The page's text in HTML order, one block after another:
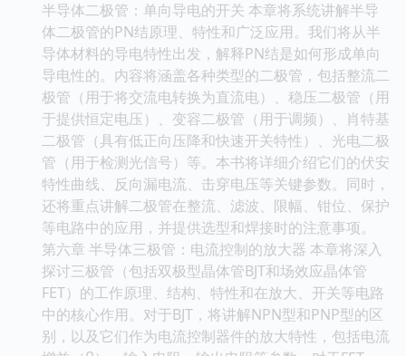
半导体二极管：单向导电的开关 本章将系统讲解半导
体二极管的PN结原理、特性和广泛应用。我们将从半
导体材料的导电特性出发，解释PN结是如何形成单向
导电性的。内容将涵盖各种类型的二极管，包括整流二
极管（用于将交流电转换为直流电）、稳压二极管（用
于提供恒定电压）、变容二极管（用于调频）、肖特基
二极管（具有低正向压降和快速开关特性）、光电二极
管（用于检测光信号）等。本书将详细介绍它们的伏安
特性曲线、反向漏电流、击穿电压等关键参数。同时，
还将重点讲解二极管在整流、滤波、限幅、钳位、保护
等电路中的应用，并提供选型和焊接时的注意事项。
第六章 半导体三极管：电流控制的放大器 本章将深入
探讨三极管（包括双极型晶体管BJT和场效应晶体管
FET）的工作原理、结构、特性和在放大、开关等电路
中的核心作用。对于BJT，将讲解NPN型和PNP型的区
别，以及它们作为电流控制器件的放大特性，包括电流